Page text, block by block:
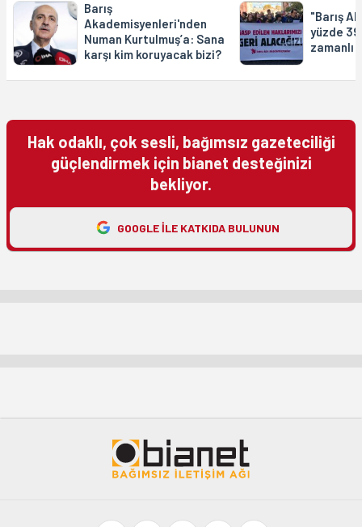
Barış
Akademisyenleri'nden
Numan Kurtulmuş’a: Sana
karşı kim koruyacak bizi?
"Barış
yüzde
zamanlı
Hak odaklı, çok sesli, bağımsız gazeteciliği
güçlendirmek için bianet desteğinizi
bekliyor.
GOOGLE ILE KATKIDA BULUNUN